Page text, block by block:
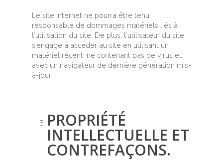
Le site Internet ne pourra être tenu
responsable de dommages matériels liés à
l’utilisation du site. De plus, l’utilisateur du site
s’engage à accéder au site en utilisant un
matériel récent, ne contenant pas de virus et
avec un navigateur de dernière génération mis-
à-jour
PROPRIÉTÉ
INTELLECTUELLE ET
CONTREFAÇONS.